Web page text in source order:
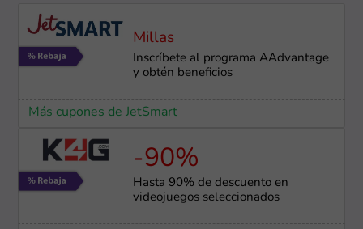
Millas
Inscríbete al programa AAdvantage
y obtén beneficios
Más cupones de JetSmart
-90%
Hasta 90% de descuento en
videojuegos seleccionados